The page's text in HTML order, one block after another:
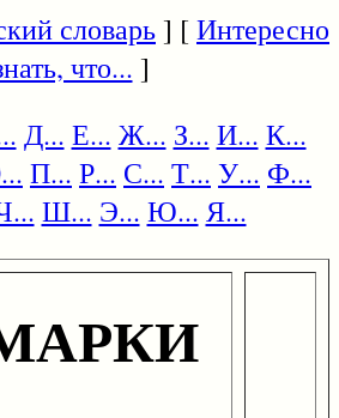
словарь] [Интересно
что... ]
Д... Е... Ж... З... И... К...
П... Р... С... Т... У... Ф...
Ш... Э... Ю... Я...